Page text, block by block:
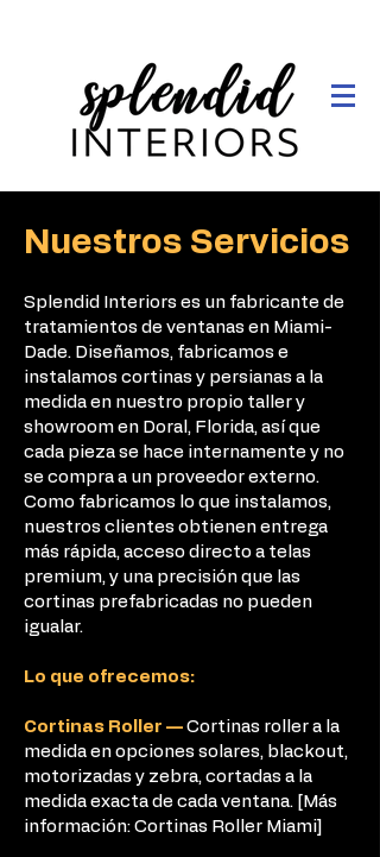
Nuestros Servicios
Splendid Interiors es un fabricante de
tratamientos de ventanas en Miami-
Dade. Diseñamos, fabricamos e
instalamos cortinas y persianas a la
medida en nuestro propio taller y
showroom en Doral, Florida, así que
cada pieza se hace internamente y no
se compra a un proveedor externo.
Como fabricamos lo que instalamos,
nuestros clientes obtienen entrega
más rápida, acceso directo a telas
premium, y una precisión que las
cortinas prefabricadas no pueden
igualar.
Lo que ofrecemos:
Cortinas Roller — Cortinas roller a la
medida en opciones solares, blackout,
motorizadas y zebra, cortadas a la
medida exacta de cada ventana. [Más
información: Cortinas Roller Miami]